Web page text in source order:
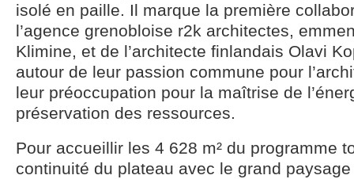
isolé en paille. Il marque la première
l’agence grenobloise r2k architectes,
Klimine, et de l’architecte finlandais Olavi
autour de leur passion commune pour
leur préoccupation pour la maîtrise de
préservation des ressources.
Pour accueillir les 4 628 m² du programme
continuité du plateau avec le grand